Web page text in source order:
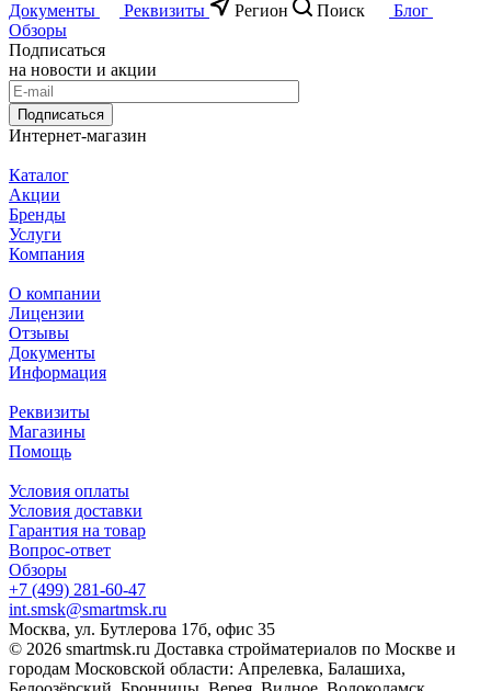
Документы
Реквизиты Регион Поиск
Блог
Обзоры
Подписаться
на новости и акции
Подписаться
Интернет-магазин
Каталог
Акции
Бренды
Услуги
Компания
О компании
Лицензии
Отзывы
Документы
Информация
Реквизиты
Магазины
Помощь
Условия оплаты
Условия доставки
Гарантия на товар
Вопрос-ответ
Обзоры
+7 (499) 281-60-47
int.smsk@smartmsk.ru
Москва, ул. Бутлерова 17б, офис 35
© 2026 smartmsk.ru Доставка стройматериалов по Москве и
городам Московской области: Апрелевка, Балашиха,